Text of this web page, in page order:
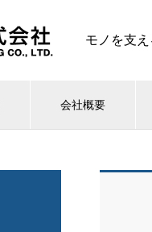
モノを支え
会社概要